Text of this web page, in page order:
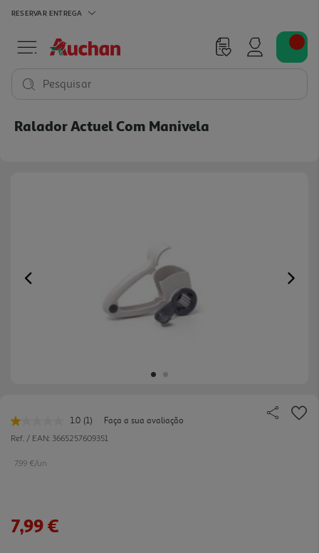
RESERVAR ENTREGA
Pesquisar
Ralador Actuel Com Manivela
Previous
1.0 Leu
uma
(1)
Faça a sua avaliação
Ref. / EAN: 3665257609351
7.99 €/un
7,99 €